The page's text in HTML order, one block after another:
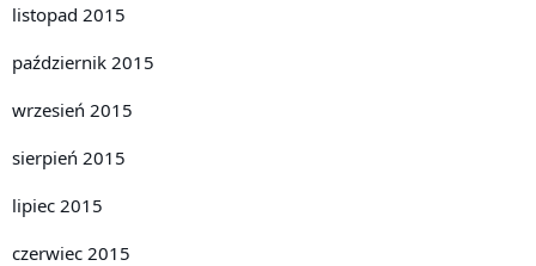
listopad 2015
październik 2015
wrzesień 2015
sierpień 2015
lipiec 2015
czerwiec 2015